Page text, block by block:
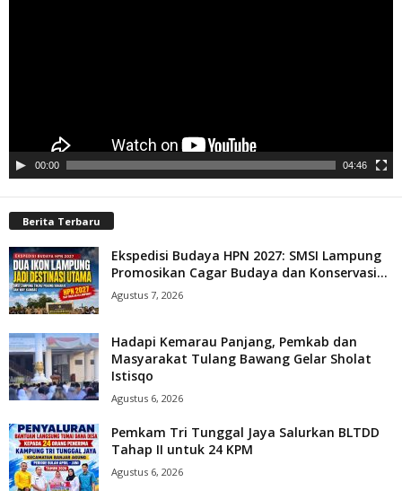
00:00 04:46
Berita Terbaru
Ekspedisi Budaya HPN 2027: SMSI Lampung
Promosikan Cagar Budaya dan Konservasi...
Agustus 7, 2026
Hadapi Kemarau Panjang, Pemkab dan
Masyarakat Tulang Bawang Gelar Sholat
Istisqo
Agustus 6, 2026
Pemkam Tri Tunggal Jaya Salurkan BLTDD
Tahap II untuk 24 KPM
Agustus 6, 2026